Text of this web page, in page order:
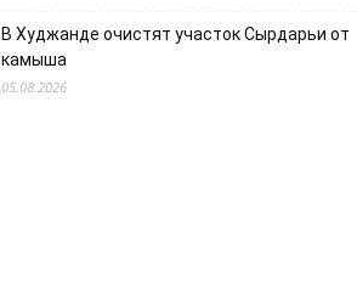
В Худжанде очистят участок Сырдарьи от
камыша
05.08.2026